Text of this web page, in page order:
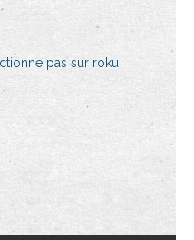
pas sur roku